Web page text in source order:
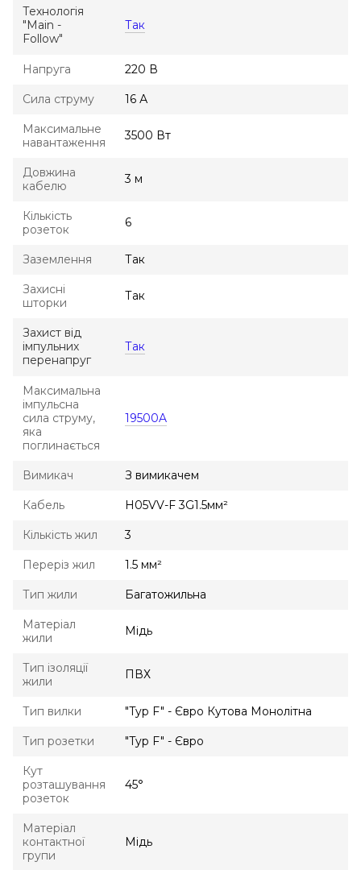
Технологія
"Main -
Follow"
Так
Напруга 220 В
Сила струму 16 А
Максимальне
навантаження
3500 Вт
Довжина
кабелю
3 м
Кількість
розеток
6
Заземлення Так
Захисні
шторки
Так
Захист від
імпульних
перенапруг
Так
Максимальна
імпульсна
сила струму,
яка
поглинається
19500A
Вимикач З вимикачем
Кабель H05VV-F 3G1.5мм²
Кількість жил 3
Переріз жил 1.5 мм²
Тип жили Багатожильна
Матеріал
жили
Мідь
Тип ізоляції
жили
ПВХ
Тип вилки "Typ F" - Євро Кутова Монолітна
Тип розетки "Typ F" - Євро
Кут
розташування
розеток
45°
Матеріал
контактної
групи
Мідь